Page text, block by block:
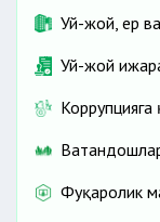
Уй-жой, ер
Уй-жой
Фуқаролик